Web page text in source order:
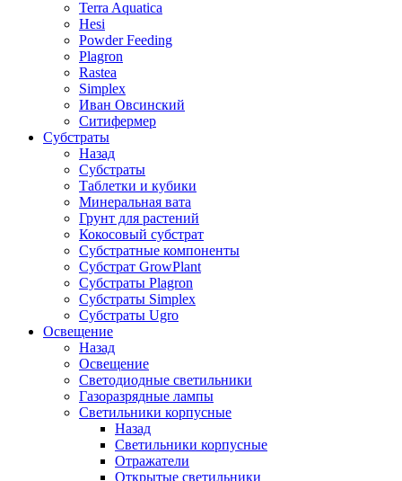
Terra Aquatica
Hesi
Powder Feeding
Plagron
Rastea
Simplex
Иван Овсинский
Ситифермер
Субстраты
Назад
Субстраты
Таблетки и кубики
Минеральная вата
Грунт для растений
Кокосовый субстрат
Субстратные компоненты
Субстрат GrowPlant
Субстраты Plagron
Субстраты Simplex
Субстраты Ugro
Освещение
Назад
Освещение
Светодиодные светильники
Газоразрядные лампы
Светильники корпусные
Назад
Светильники корпусные
Отражатели
Открытые светильники